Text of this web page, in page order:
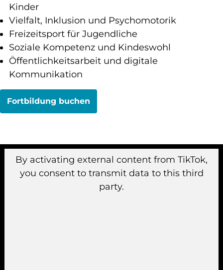
Kinder
Vielfalt, Inklusion und Psychomotorik
Freizeitsport für Jugendliche
Soziale Kompetenz und Kindeswohl
Öffentlichkeitsarbeit und digitale
Kommunikation
Fortbildung buchen
By activating external content from TikTok,
you consent to transmit data to this third
party.